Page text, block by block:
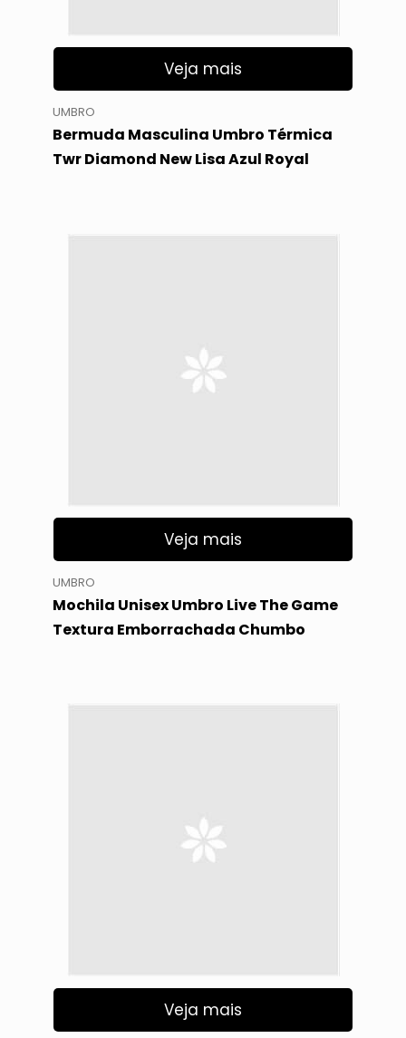
Veja mais
UMBRO
Bermuda Masculina Umbro Térmica
Twr Diamond New Lisa Azul Royal
Veja mais
UMBRO
Mochila Unisex Umbro Live The Game
Textura Emborrachada Chumbo
Veja mais